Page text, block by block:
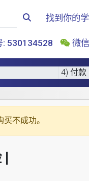
找到你的
: 530134528 微
4) 付款
不成功。